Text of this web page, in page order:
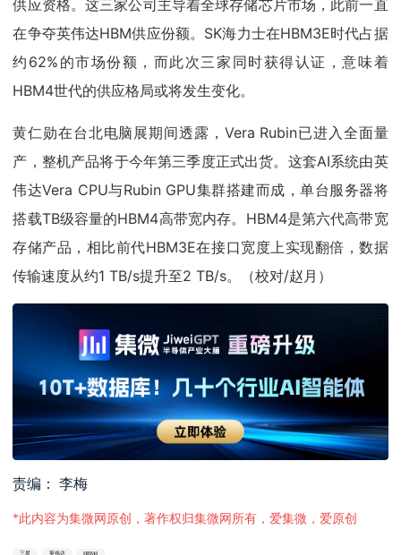
供应资格。这三家公司主导着全球存储芯片市场，此前一直
在争夺英伟达HBM供应份额。SK海力士在HBM3E时代占据
约62%的市场份额，而此次三家同时获得认证，意味着
HBM4世代的供应格局或将发生变化。
黄仁勋在台北电脑展期间透露，Vera Rubin已进入全面量
产，整机产品将于今年第三季度正式出货。这套AI系统由英
伟达Vera CPU与Rubin GPU集群搭建而成，单台服务器将
搭载TB级容量的HBM4高带宽内存。HBM4是第六代高带宽
存储产品，相比前代HBM3E在接口宽度上实现翻倍，数据
传输速度从约1 TB/s提升至2 TB/s。（校对/赵月）
责编： 李梅
*此内容为集微网原创，著作权归集微网所有，爱集微，爱原创
三星 英伟达 HBM4